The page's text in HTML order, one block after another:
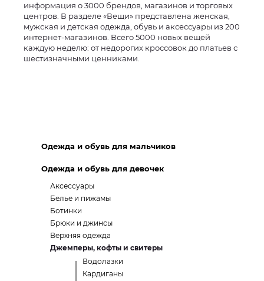
информация о 3000 брендов, магазинов и торговых
центров. В разделе «Вещи» представлена женская,
мужская и детская одежда, обувь и аксессуары из 200
интернет-магазинов. Всего 5000 новых вещей
каждую неделю: от недорогих кроссовок до платьев с
шестизначными ценниками.
Одежда и обувь для мальчиков
Одежда и обувь для девочек
Аксессуары
Белье и пижамы
Ботинки
Брюки и джинсы
Верхняя одежда
Джемперы, кофты и свитеры
Водолазки
Кардиганы